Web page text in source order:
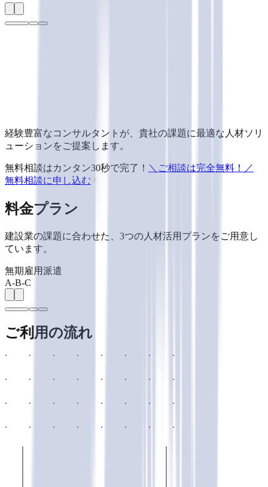
経験豊富なコンサルタントが、貴社の課題に最適な人材ソリ
ューションをご提案します。
無料相談はカンタン30秒で完了！ ＼ご相談は完全無料！／
無料相談に申し込む
料金プラン
建設業の課題に合わせた、3つの人材活用プランをご用意し
ています。
無期雇用派遣
A-B-C
ご利用の流れ